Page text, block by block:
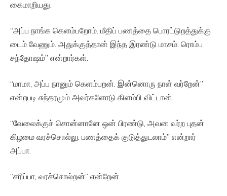
கைமாறியது.
“அப்ப நாங்க கெளம்பறோம். மீதிப் பணத்தை பொரட்டுறத்துக்கு
டைம் வேணும். அதுக்குத்தான் இந்த இரண்டு மாசம். ரொம்ப
சந்தோஷம்” என்றார்கள்.
“மாமா, அப்ப நானும் கெளம்பறன். இன்னொரு நாள் வர்றேன்”
என்றபடி சுந்தரமும் அவர்களோடு கிளம்பி விட்டான்.
“வேலைக்குச் சொன்னானே ஒன் பிரண்டு, அவன வர்ற புதன்
கிழமை வரச்சொல்லு. பணத்தைக் குடுத்துடலாம்” என்றார்
அப்பா.
“சரிப்பா, வரச்சொல்றன்” என்றேன்.